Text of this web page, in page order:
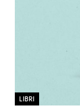
LIBRI